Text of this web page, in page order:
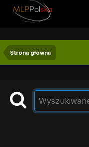
Strona główna